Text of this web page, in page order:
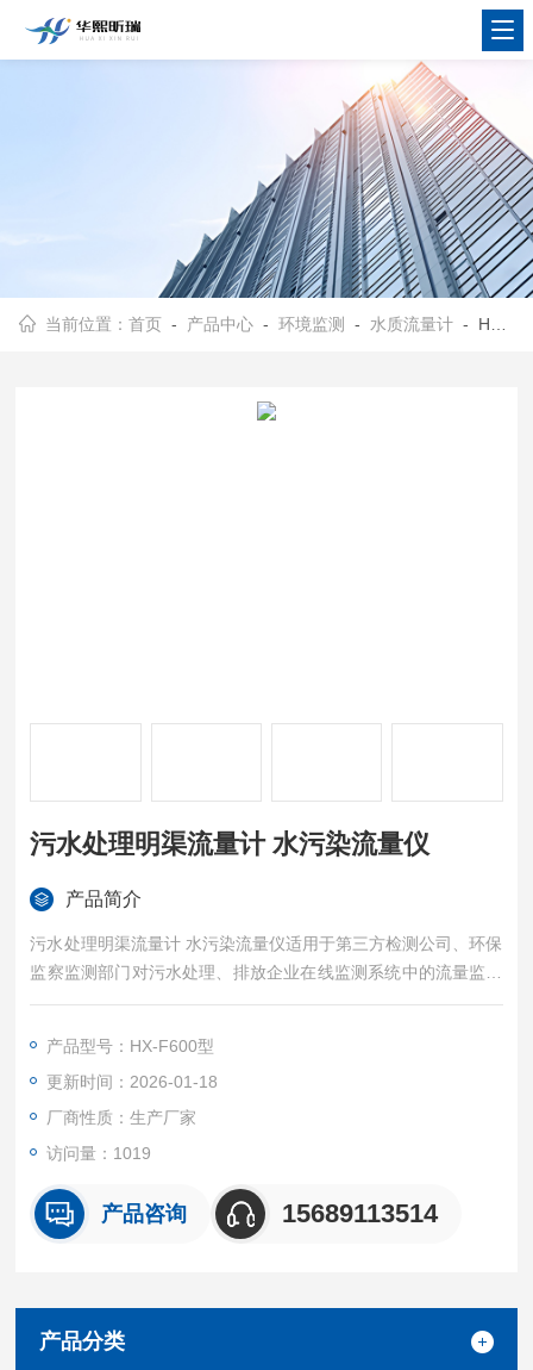
当前位置：首页 - 产品中心 -环境监测 - 水质流量计 - HX-F600型污水处理明渠流量计 水污染流量仪
污水处理明渠流量计 水污染流量仪
产品简介
污水处理明渠流量计 水污染流量仪适用于第三方检测公司、环保
监察监测部门对污水处理、排放企业在线监测系统中的流量监测
单元（在线流量计）进行比对以及校准核对，同时也可扩展应用
产品型号：HX-F600型
更新时间：2026-01-18
厂商性质：生产厂家
访问量：1019
产品咨询 15689113514
产品分类